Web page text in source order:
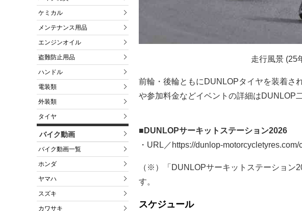
ケミカル
メンテナンス用品
エンジンオイル
盗難防止用品
ハンドル
電装類
外装類
タイヤ
バイク動画
バイク動画一覧
ホンダ
ヤマハ
スズキ
カワサキ
走行風景 (25
前輪・後輪ともにDUNLOPタイヤを装着さ
や参加料金などイベントの詳細はDUNLOP
■DUNLOPサーキットステーション2026
・URL／https://dunlop-
（※）「DUNLOPサーキットステーション
す。
スケジュール